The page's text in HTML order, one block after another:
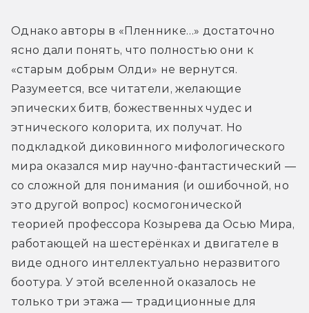
Однако авторы в «Пленнике…» достаточно
ясно дали понять, что полностью они к
«старым добрым Олди» не вернутся.
Разумеется, все читатели, желающие
эпических битв, божественных чудес и
этнического колорита, их получат. Но
подкладкой диковинного мифологического
мира оказался мир научно-фантастический —
со сложной для понимания (и ошибочной, но
это другой вопрос) космогонической
теорией профессора Козырева да Осью Мира,
работающей на шестерёнках и двигателе в
виде одного интеллектуально неразвитого
боотура. У этой вселенной оказалось не
только три этажа — традиционные для